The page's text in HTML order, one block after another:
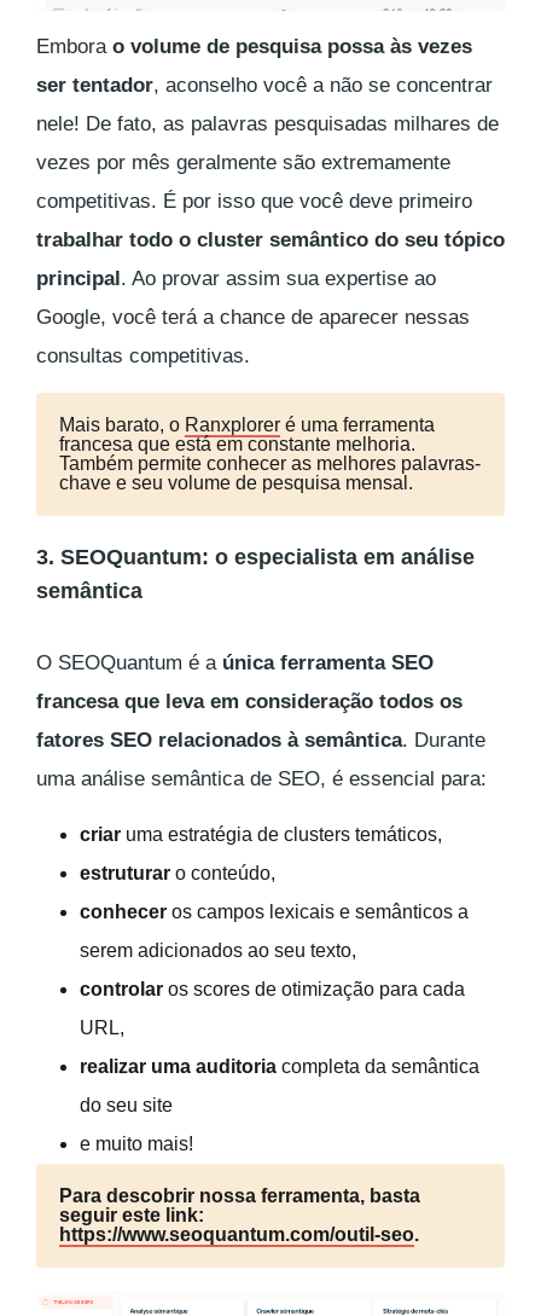
Embora o volume de pesquisa possa às vezes
ser tentador, aconselho você a não se concentrar
nele! De fato, as palavras pesquisadas milhares de
vezes por mês geralmente são extremamente
competitivas. É por isso que você deve primeiro
trabalhar todo o cluster semântico do seu tópico
principal. Ao provar assim sua expertise ao
Google, você terá a chance de aparecer nessas
consultas competitivas.
Mais barato, o Ranxplorer é uma ferramenta
francesa que está em constante melhoria.
Também permite conhecer as melhores palavras-
chave e seu volume de pesquisa mensal.
3. SEOQuantum: o especialista em análise
semântica
O SEOQuantum é a única ferramenta SEO
francesa que leva em consideração todos os
fatores SEO relacionados à semântica. Durante
uma análise semântica de SEO, é essencial para:
criar uma estratégia de clusters temáticos,
estruturar o conteúdo,
conhecer os campos lexicais e semânticos a
serem adicionados ao seu texto,
controlar os scores de otimização para cada
URL,
realizar uma auditoria completa da semântica
do seu site
e muito mais!
Para descobrir nossa ferramenta, basta
seguir este link:
https://www.seoquantum.com/outil-seo.